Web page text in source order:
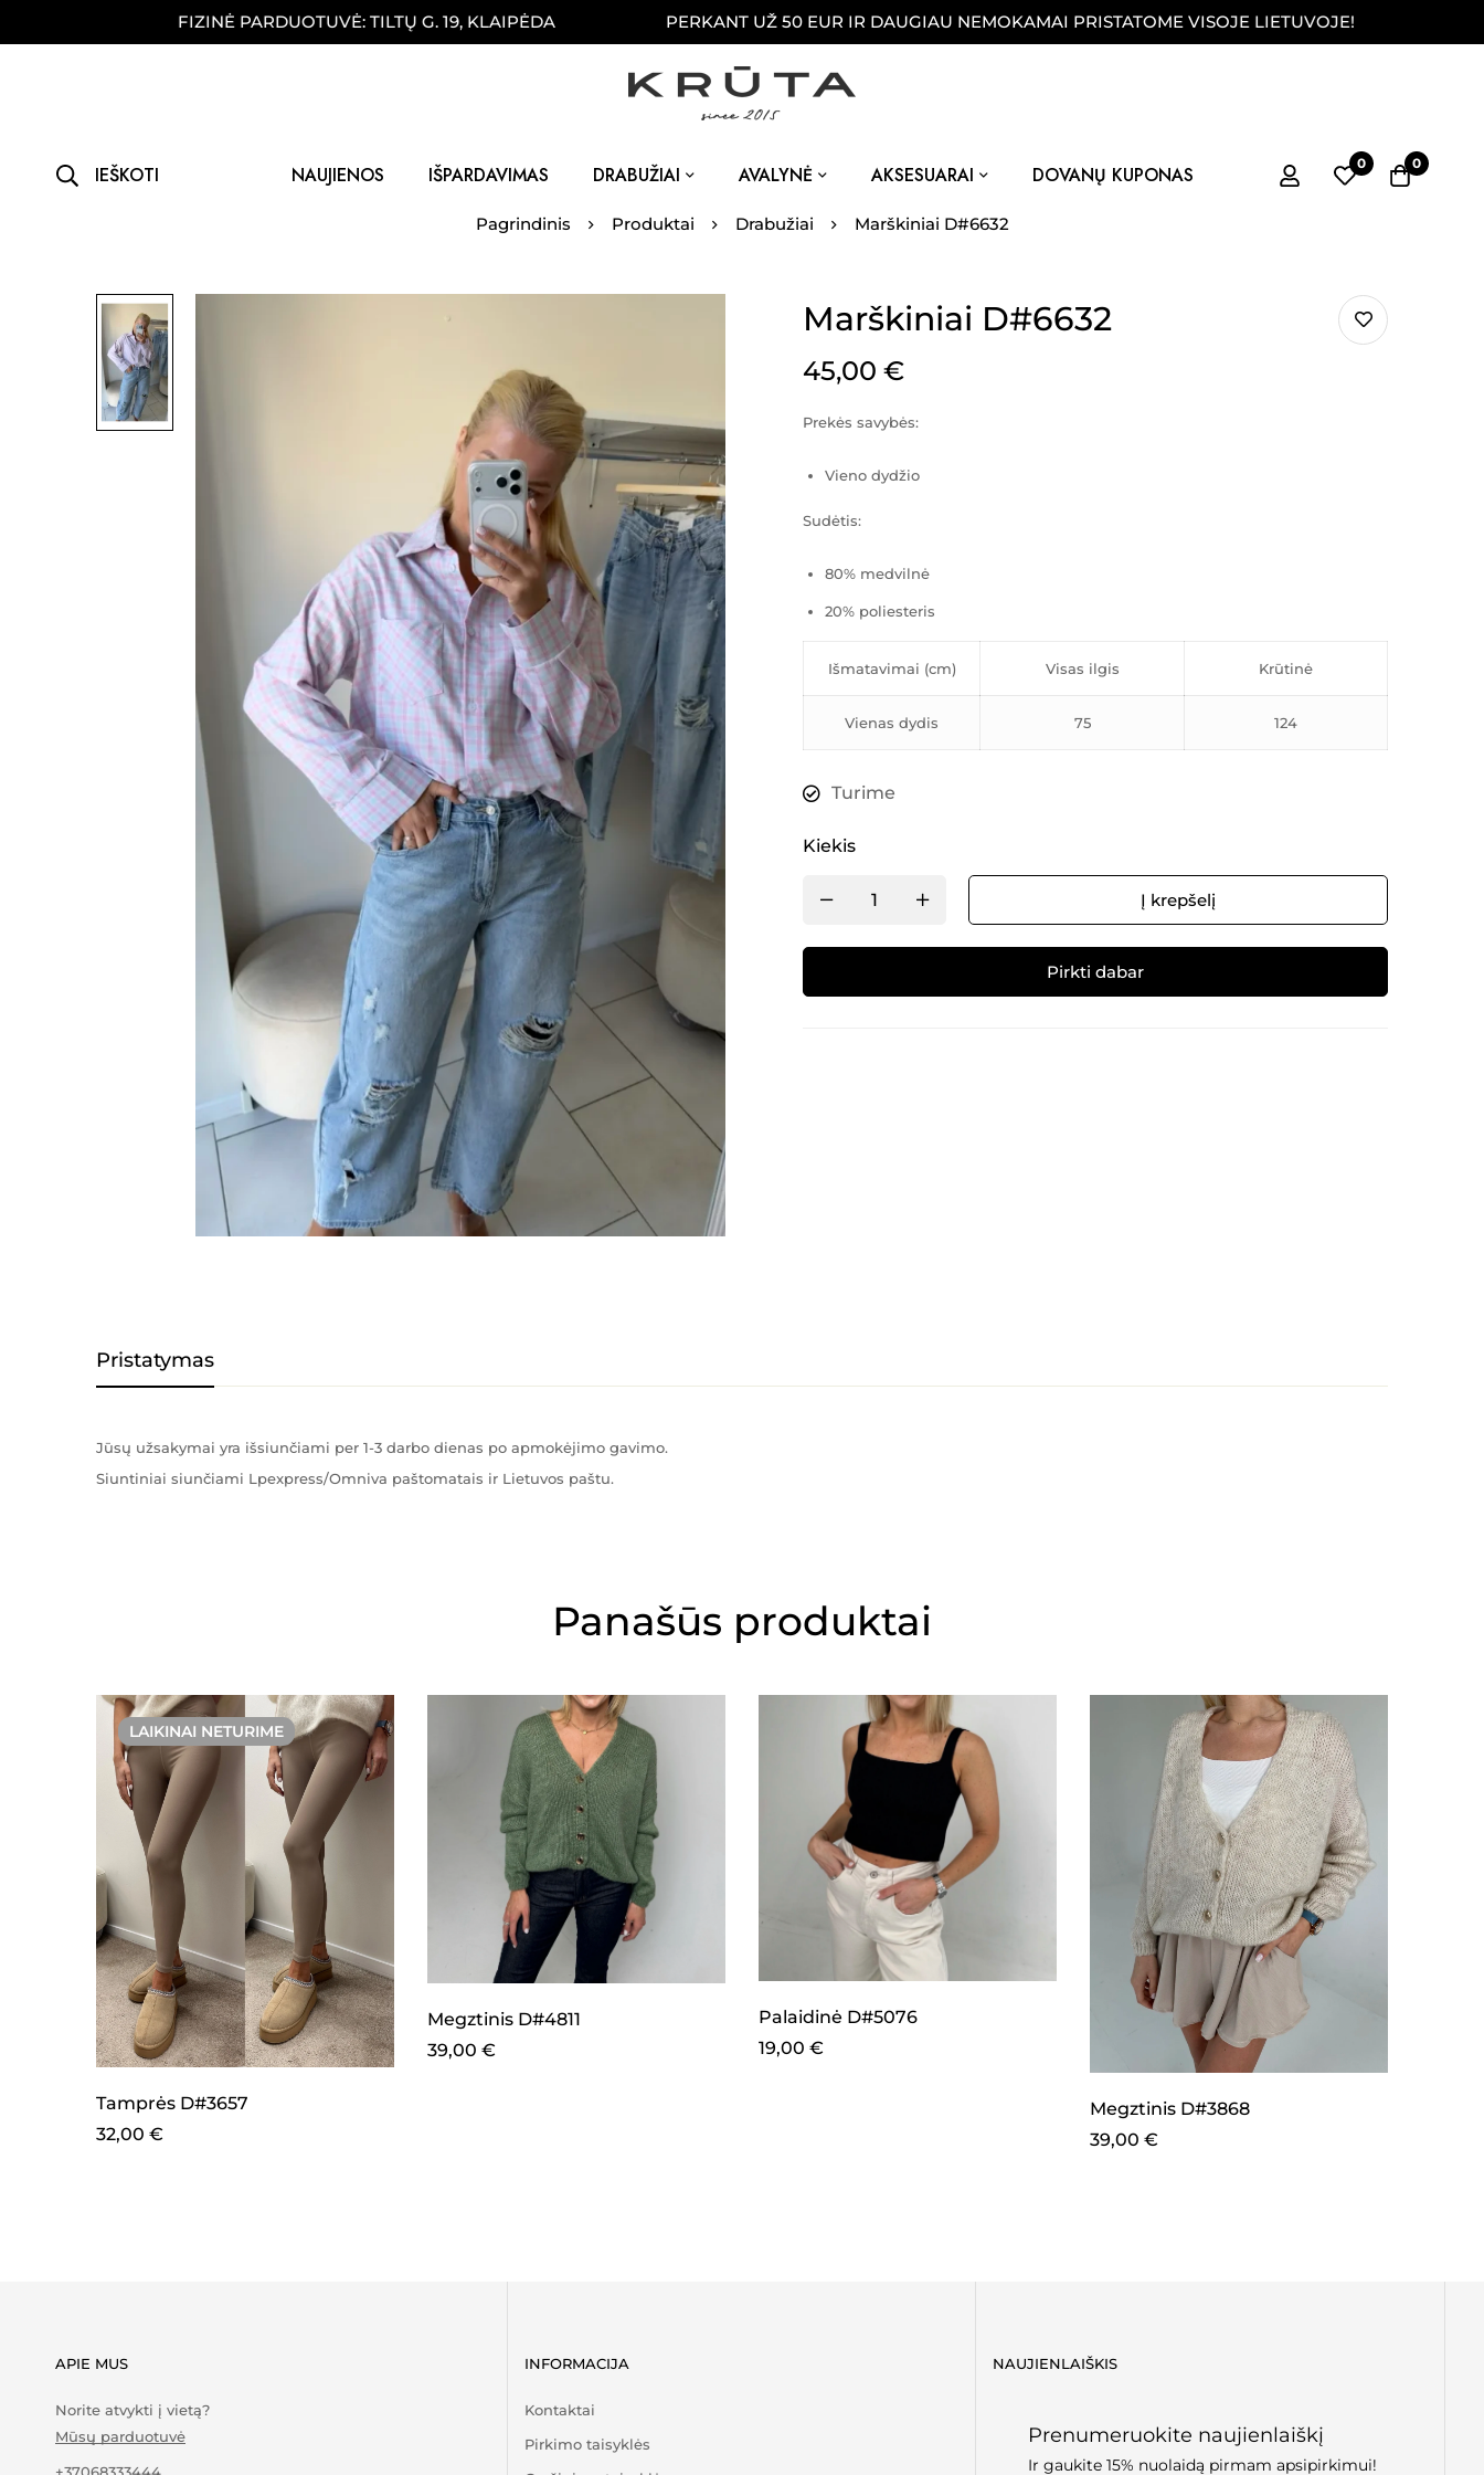
FIZINĖ PARDUOTUVĖ: TILTŲ G. 19, KLAIPĖDA PERKANT UŽ 50 EUR IR DAUGIAU NEMOKAMAI PRISTATOME VISOJE LIETUVOJE!
IEŠKOTI NAUJIENOS IŠPARDAVIMAS DRABUŽIAI AVALYNĖ AKSESUARAI DOVANŲ KUPONAS 0 0
Pagrindinis Produktai Drabužiai Marškiniai D#6632
Marškiniai D#6632
45,00 €
Prekės savybės:
Vieno dydžio
Sudėtis:
80% medvilnė
20% poliesteris
Išmatavimai (cm) Visas ilgis Krūtinė
Vienas dydis 75 124
Turime
Kiekis
Į krepšelį
Pirkti dabar
Pristatymas
Jūsų užsakymai yra išsiunčiami per 1-3 darbo dienas po apmokėjimo gavimo.
Siuntiniai siunčiami Lpexpress/Omniva paštomatais ir Lietuvos paštu.
Panašūs produktai
LAIKINAI NETURIME
Tamprės D#3657
32,00 €
Megztinis D#4811
39,00 €
Palaidinė D#5076
19,00 €
Megztinis D#3868
39,00 €
APIE MUS
Norite atvykti į vietą?
Mūsų parduotuvė
+37068333444
INFORMACIJA
Kontaktai
Pirkimo taisyklės
NAUJIENLAIŠKIS
Prenumeruokite naujienlaiškį
Ir gaukite 15% nuolaidą pirmam apsipirkimui!